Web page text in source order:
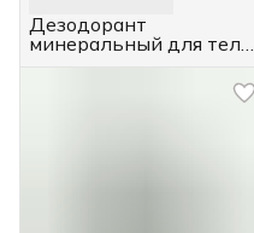
Дезодорант
минеральный для тела,